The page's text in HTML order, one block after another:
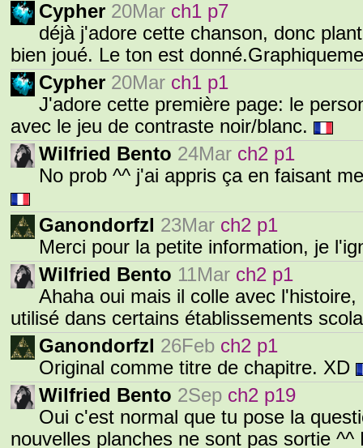
Cypher 20Mar ch1 p7
déjà j'adore cette chanson, donc
bien joué. Le ton est
Cypher 20Mar ch1 p1
J'adore cette première page: le
avec le jeu de contraste noir/blanc.
Wilfried Bento 24Mar ch2 p1
No prob ^^ j'ai appris ça en faisant
Ganondorfzl 23Mar ch2 p1
Merci pour la petite information, je
Wilfried Bento 11Mar ch2 p1
Ahaha oui mais il colle avec
utilisé dans certains établissements
Ganondorfzl 26Feb ch2 p1
Original comme titre de chapitre. XD
Wilfried Bento 2Sep ch2 p19
Oui c'est normal que tu pose la
nouvelles planches ne sont pas sortie